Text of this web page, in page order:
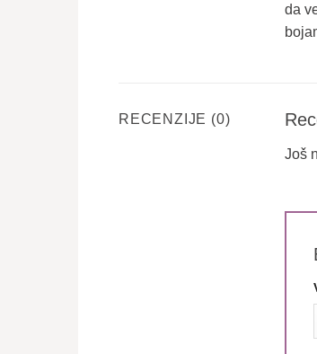
da
RECENZIJE (0)
Još